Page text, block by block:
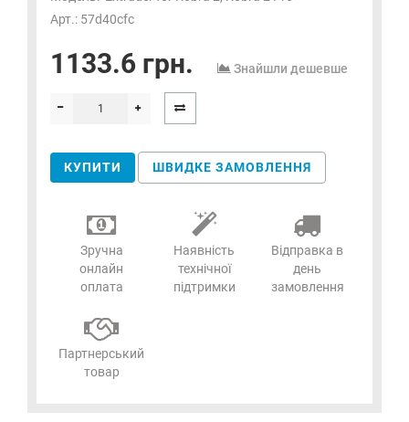
Арт.: 57d40cfc
1133.6 грн. Знайшли дешевше
КУПИТИ ШВИДКЕ ЗАМОВЛЕННЯ
Зручна
онлайн
оплата
Наявність
технічної
підтримки
Відправка в
день
замовлення
Партнерський
товар